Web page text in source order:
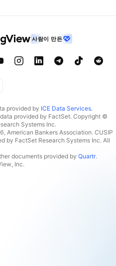
사람이 만든
provided by ICE Data Services.
provided by FactSet. Copyright ©
Systems Inc.
American Bankers Association. CUSIP
by FactSet Research Systems Inc. All
documents provided by Quartr.
Inc.